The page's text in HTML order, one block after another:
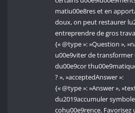
matiu00e8res et en
doux, on peut restaurer
entreprendre de gros
{« @type »: »Question »,
u00e9viter de transformer
du00e9cor
? », »acceptedAnswer »:
{« @type »: »Answer »,
du2019accumuler
cohu00e9rence.